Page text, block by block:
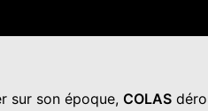
sur son époque, COLAS